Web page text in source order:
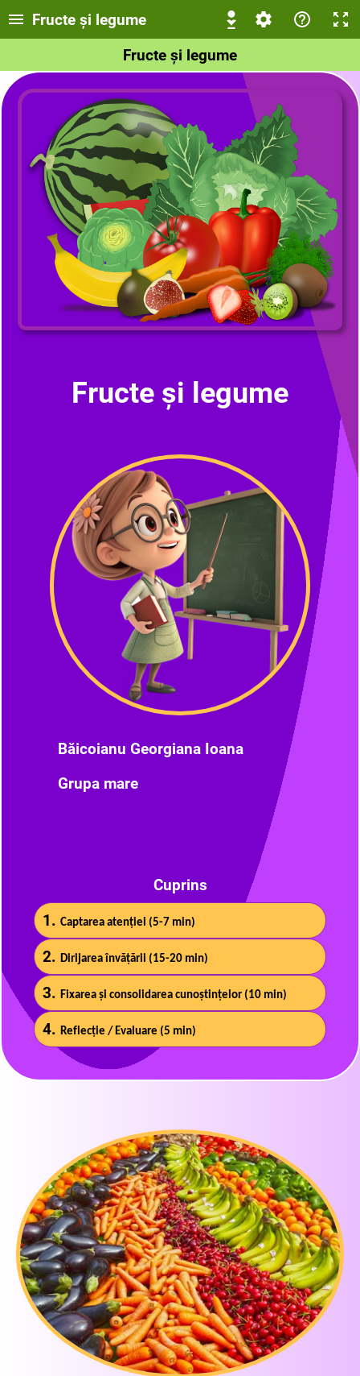
Fructe și legume
Fructe și legume
Fructe și legume
Băicoianu Georgiana Ioana
Grupa mare
Cuprins
1. Captarea atenției (5-7 min)
2. Dirijarea învățării (15-20 min)
3. Fixarea și consolidarea cunoștințelor (10 min)
4. Reflecție / Evaluare (5 min)